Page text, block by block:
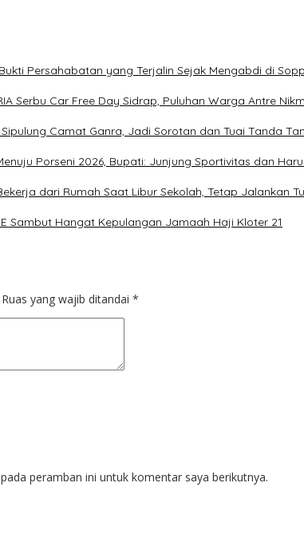
Persahabatan yang Terjalin Sejak Mengabdi di
Serbu Car Free Day Sidrap, Puluhan Warga Antre
Camat Ganra, Jadi Sorotan dan Tuai Tanda
Porseni 2026, Bupati: Junjung Sportivitas dan
dari Rumah Saat Libur Sekolah, Tetap Jalankan
Sambut Hangat Kepulangan Jamaah Haji Kloter 21
Ruas yang wajib ditandai *
peramban ini untuk komentar saya berikutnya.